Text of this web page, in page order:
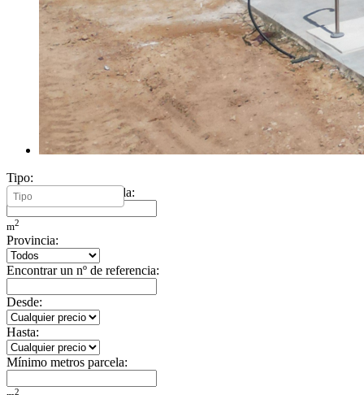
Tipo:
Mínimo metros vivienda:
m2
Provincia:
Encontrar un nº de referencia:
Desde:
Hasta:
Mínimo metros parcela:
2